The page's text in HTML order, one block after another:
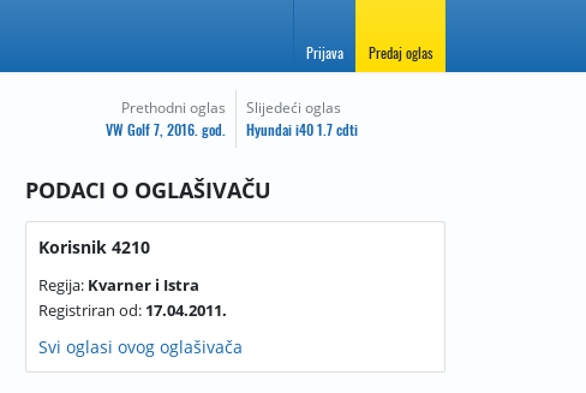
Prijava Predaj oglas
Prethodni oglas
VW Golf 7, 2016. god.
Slijedeći oglas
Hyundai i40 1.7 cdti
PODACI O OGLAŠIVAČU
Korisnik 4210
Regija: Kvarner i Istra
Registriran od: 17.04.2011.
Svi oglasi ovog oglašivača